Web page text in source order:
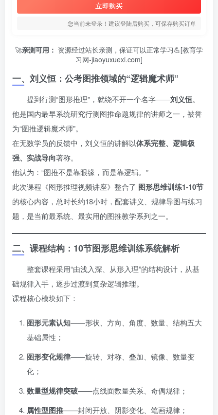
立即购买
您当前未登录！建议登陆后购买，可保存购买订单
🚀亲测可用： 资源经过站长亲测，保证可以正常学习💪[教育学
习网-jiaoyuxuexi.com]
一、刘义恒：公考图推领域的“逻辑魔术师”
提到行测“图形推理”，就绕不开一个名字——刘义恒。
他是国内最早系统研究行测图推命题规律的讲师之一，被誉
为“图推逻辑魔术师”。
在无数学员的反馈中，刘义恒的讲解以体系完整、逻辑极
强、实战导向著称。
他认为：“图推不是靠眼缘，而是靠逻辑。”
此次课程《图形推理视频讲座》整合了 图形思维训练1-10节
的核心内容，总时长约18小时，配套讲义、规律导图与练习
题，是当前最系统、最实用的图推教学系列之一。
二、课程结构：10节图形思维训练系统解析
整套课程采用“由浅入深、从形入理”的结构设计，从基
础规律入手，逐步过渡到复杂逻辑推理。
课程核心模块如下：
图形元素认知——形状、方向、角度、数量、结构五大
基础属性；
图形变化规律——旋转、对称、叠加、镜像、数量变
化；
数量型规律突破——点线面数量关系、奇偶规律；
属性型图推——封闭开放、阴影变化、笔画规律；